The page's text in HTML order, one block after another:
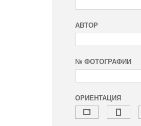
АВТОР
№ ФОТОГРАФИИ
ОРИЕНТАЦИЯ